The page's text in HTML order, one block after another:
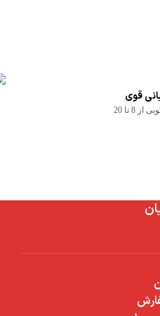
قوی
8 تا 20